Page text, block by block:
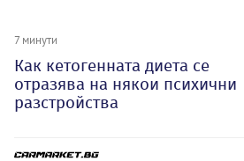
7 минути
Как кетогенната диета се
отразява на някои психични
разстройства